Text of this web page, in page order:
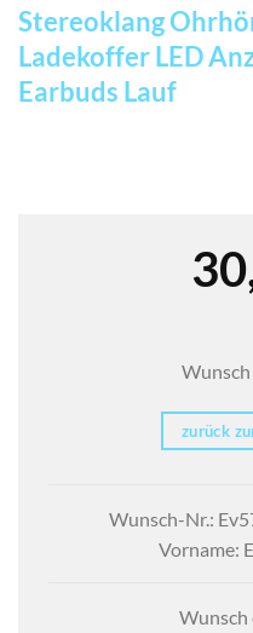
Stereoklang
Ladekoffer LED
Earbuds Lauf
zurück
Wunsch-Nr.:
Vorname:
Wunsch